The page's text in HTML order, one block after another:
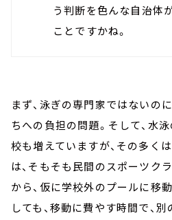
う判断を色んな自治体
ことですかね。
まず、泳ぎの専門家ではないの
ちへの負担の問題。そして、水
校も増えていますが、その多く
は、そもそも民間のスポーツク
から、仮に学校外のプールに移
しても、移動に費やす時間で、